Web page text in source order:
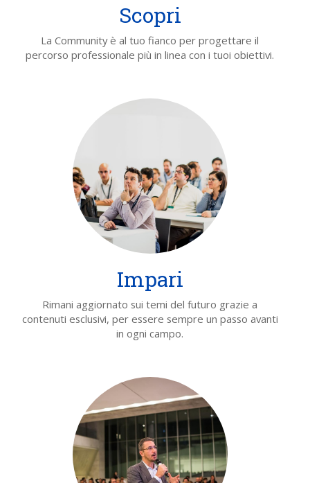
Scopri
La Community è al tuo fianco per progettare il
percorso professionale più in linea con i tuoi obiettivi.
Impari
Rimani aggiornato sui temi del futuro grazie a
contenuti esclusivi, per essere sempre un passo avanti
in ogni campo.